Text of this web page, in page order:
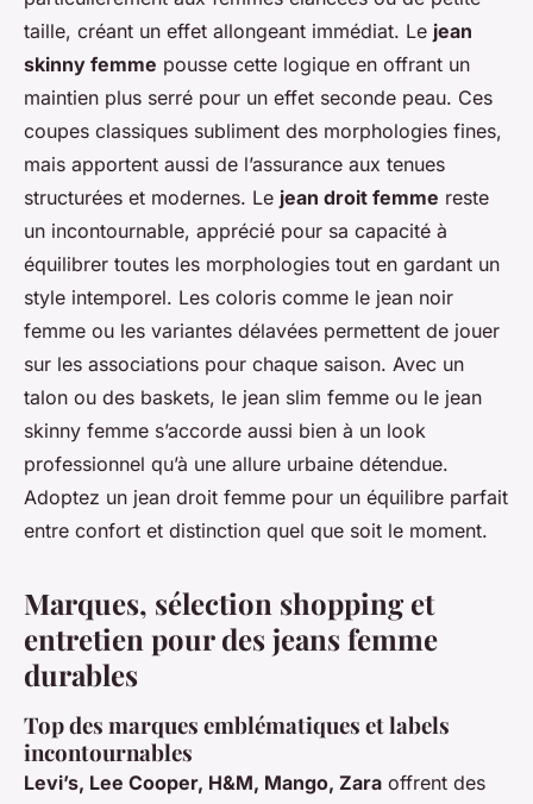
taille, créant un effet allongeant immédiat. Le jean
skinny femme pousse cette logique en offrant un
maintien plus serré pour un effet seconde peau. Ces
coupes classiques subliment des morphologies fines,
mais apportent aussi de l’assurance aux tenues
structurées et modernes. Le jean droit femme reste
un incontournable, apprécié pour sa capacité à
équilibrer toutes les morphologies tout en gardant un
style intemporel. Les coloris comme le jean noir
femme ou les variantes délavées permettent de jouer
sur les associations pour chaque saison. Avec un
talon ou des baskets, le jean slim femme ou le jean
skinny femme s’accorde aussi bien à un look
professionnel qu’à une allure urbaine détendue.
Adoptez un jean droit femme pour un équilibre parfait
entre confort et distinction quel que soit le moment.
Marques, sélection shopping et
entretien pour des jeans femme
durables
Top des marques emblématiques et labels
incontournables
Levi’s, Lee Cooper, H&M, Mango, Zara offrent des